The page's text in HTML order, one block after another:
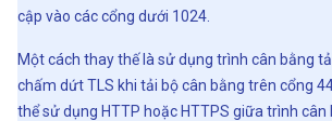
cập vào các cổng dưới 1024.
Một cách thay thế là sử dụng trình cân bằng
chấm dứt TLS khi tải bộ cân bằng trên cổng
thể sử dụng HTTP hoặc HTTPS giữa trình cân